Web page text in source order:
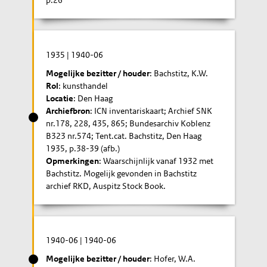
1935 | 1940-06
Mogelijke bezitter / houder: Bachstitz, K.W.
Rol: kunsthandel
Locatie: Den Haag
Archiefbron: ICN inventariskaart; Archief SNK
nr.178, 228, 435, 865; Bundesarchiv Koblenz
B323 nr.574; Tent.cat. Bachstitz, Den Haag
1935, p.38-39 (afb.)
Opmerkingen: Waarschijnlijk vanaf 1932 met
Bachstitz. Mogelijk gevonden in Bachstitz
archief RKD, Auspitz Stock Book.
1940-06 | 1940-06
Mogelijke bezitter / houder: Hofer, W.A.